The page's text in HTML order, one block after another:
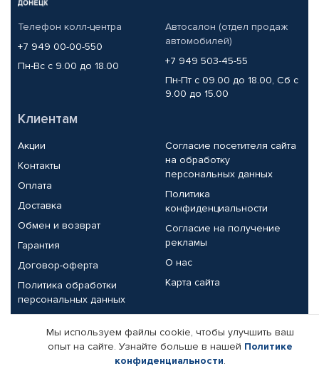
Телефон колл-центра
+7 949 00-00-550
Пн-Вс с 9.00 до 18.00
Автосалон (отдел продаж
автомобилей)
+7 949 503-45-55
Пн-Пт с 09.00 до 18.00, Сб с
9.00 до 15.00
Клиентам
Акции
Контакты
Оплата
Доставка
Обмен и возврат
Гарантия
Договор-оферта
Политика обработки
персональных данных
Согласие посетителя сайта
на обработку
персональных данных
Политика
конфиденциальности
Согласие на получение
рекламы
О нас
Карта сайта
Партнерам
Корпоративным клиентам
Реквизиты компании
Мы используем файлы cookie, чтобы улучшить ваш
опыт на сайте. Узнайте больше в нашей Политике
конфиденциальности.